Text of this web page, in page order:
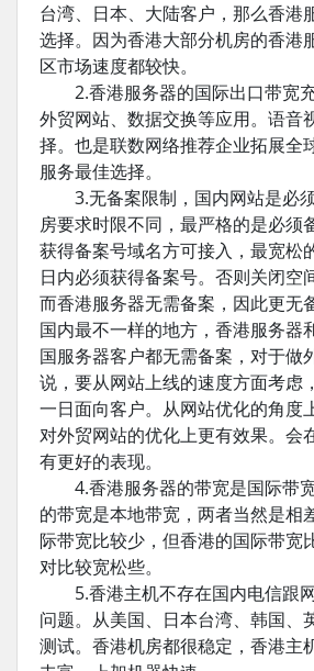
台湾、日本、大陆客户，那么香港
选择。因为香港大部分机房的香港
区市场速度都较快。
2.香港服务器的国际出口带宽
外贸网站、数据交换等应用。语音
择。也是联数网络推荐企业拓展全
服务最佳选择。
3.无备案限制，国内网站是必
房要求时限不同，最严格的是必须
获得备案号域名方可接入，最宽松
日内必须获得备案号。否则关闭空
而香港服务器无需备案，因此更无
国内最不一样的地方，香港服务器
国服务器客户都无需备案，对于做
说，要从网站上线的速度方面考虑
一日面向客户。从网站优化的角度
对外贸网站的优化上更有效果。会
有更好的表现。
4.香港服务器的带宽是国际带
的带宽是本地带宽，两者当然是相
际带宽比较少，但香港的国际带宽
对比较宽松些。
5.香港主机不存在国内电信跟
问题。从美国、日本台湾、韩国、
测试。香港机房都很稳定，香港主